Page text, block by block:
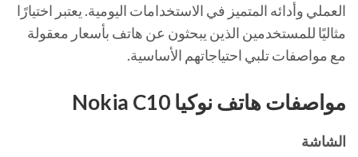
العملي وأدائه المتميز في الاستخدامات اليومية. يعتبر اختيارًا
مثاليًا للمستخدمين الذين يبحثون عن هاتف بأسعار معقولة
مع مواصفات تلبي احتياجاتهم الأساسية.
مواصفات هاتف نوكيا Nokia C10
الشاشة